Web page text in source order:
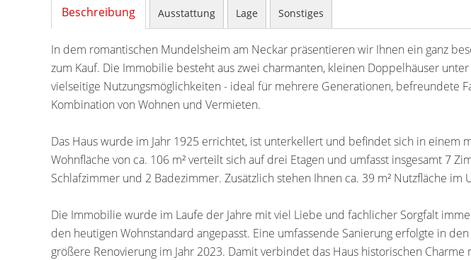
Beschreibung Ausstattung Lage Sonstiges
In dem romantischen Mundelsheim am Neckar präsentieren wir Ihnen ein ganz
zum Kauf. Die Immobilie besteht aus zwei charmanten, kleinen Doppelhäuser
vielseitige Nutzungsmöglichkeiten - ideal für mehrere Generationen, befreundete
Kombination von Wohnen und Vermieten.
Das Haus wurde im Jahr 1925 errichtet, ist unterkellert und befindet sich in einem
Wohnfläche von ca. 106 m² verteilt sich auf drei Etagen und umfasst insgesamt 7
Schlafzimmer und 2 Badezimmer. Zusätzlich stehen Ihnen ca. 39 m² Nutzfläche im
Die Immobilie wurde im Laufe der Jahre mit viel Liebe und fachlicher Sorgfalt
den heutigen Wohnstandard angepasst. Eine umfassende Sanierung erfolgte in
größere Renovierung im Jahr 2023. Damit verbindet das Haus historischen